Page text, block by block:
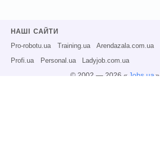
НАШІ САЙТИ
Pro-robotu.ua Training.ua Arendazala.com.ua
Profi.ua Personal.ua Ladyjob.com.ua
© 2002 — 2026 « Jobs.ua»